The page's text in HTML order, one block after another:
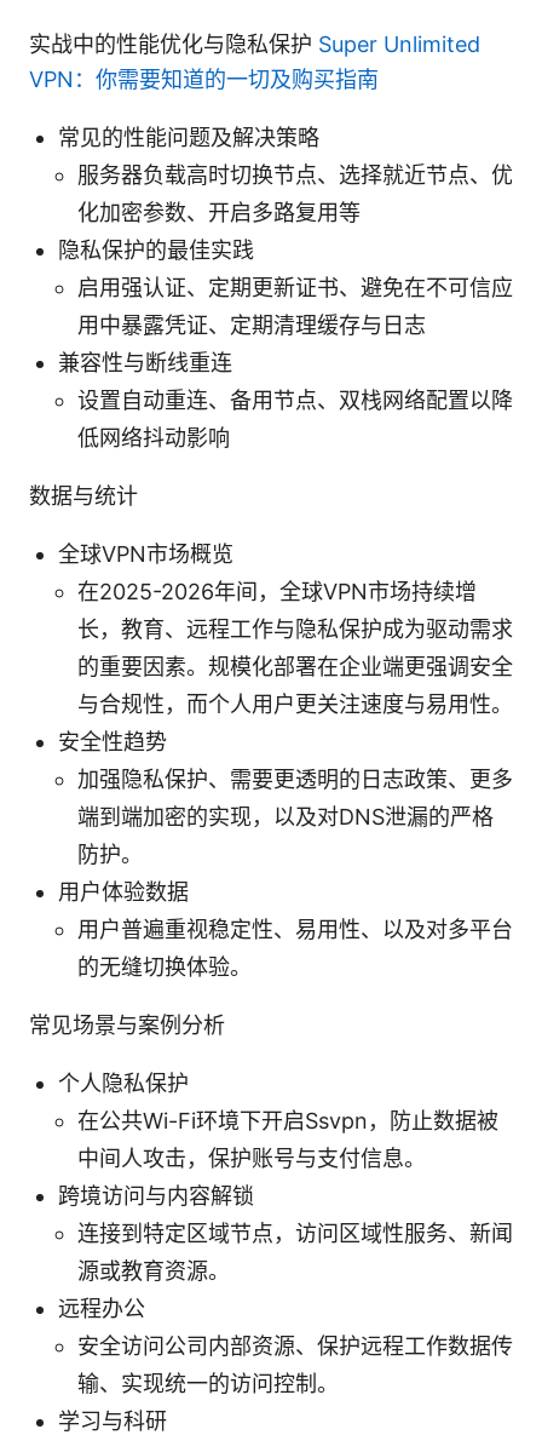
实战中的性能优化与隐私保护 Super Unlimited
VPN：你需要知道的一切及购买指南
常见的性能问题及解决策略
服务器负载高时切换节点、选择就近节点、优
化加密参数、开启多路复用等
隐私保护的最佳实践
启用强认证、定期更新证书、避免在不可信应
用中暴露凭证、定期清理缓存与日志
兼容性与断线重连
设置自动重连、备用节点、双栈网络配置以降
低网络抖动影响
数据与统计
全球VPN市场概览
在2025-2026年间，全球VPN市场持续增
长，教育、远程工作与隐私保护成为驱动需求
的重要因素。规模化部署在企业端更强调安全
与合规性，而个人用户更关注速度与易用性。
安全性趋势
加强隐私保护、需要更透明的日志政策、更多
端到端加密的实现，以及对DNS泄漏的严格
防护。
用户体验数据
用户普遍重视稳定性、易用性、以及对多平台
的无缝切换体验。
常见场景与案例分析
个人隐私保护
在公共Wi-Fi环境下开启Ssvpn，防止数据被
中间人攻击，保护账号与支付信息。
跨境访问与内容解锁
连接到特定区域节点，访问区域性服务、新闻
源或教育资源。
远程办公
安全访问公司内部资源、保护远程工作数据传
输、实现统一的访问控制。
学习与科研